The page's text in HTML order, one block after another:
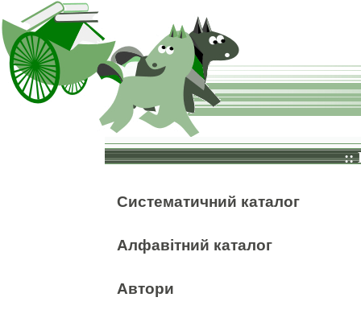
::
Систематичний каталог
Алфавітний каталог
Автори